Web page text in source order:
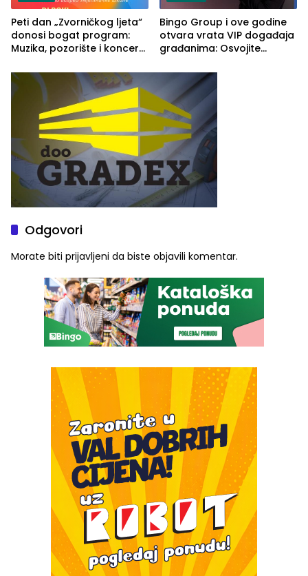
Peti dan „Zvorničkog ljeta“
donosi bogat program:
Muzika, pozorište i koncert
Bingo Group i ove godine
otvara vrata VIP događaja
građanima: Osvojite
Graše
Odgovori
Morate biti prijavljeni da biste objavili komentar.